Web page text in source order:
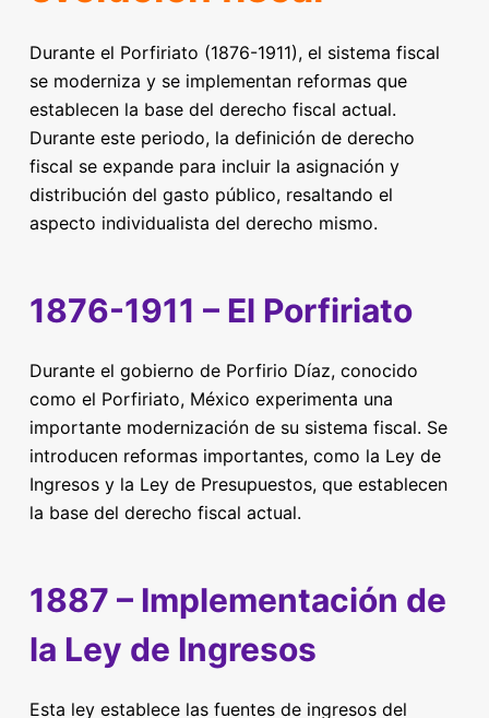
Durante el Porfiriato (1876-1911), el sistema fiscal
se moderniza y se implementan reformas que
establecen la base del derecho fiscal actual.
Durante este periodo, la definición de derecho
fiscal se expande para incluir la asignación y
distribución del gasto público, resaltando el
aspecto individualista del derecho mismo.
1876-1911 – El Porfiriato
Durante el gobierno de Porfirio Díaz, conocido
como el Porfiriato, México experimenta una
importante modernización de su sistema fiscal. Se
introducen reformas importantes, como la Ley de
Ingresos y la Ley de Presupuestos, que establecen
la base del derecho fiscal actual.
1887 – Implementación de
la Ley de Ingresos
Esta ley establece las fuentes de ingresos del